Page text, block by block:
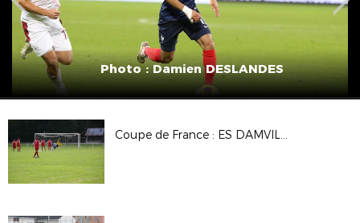
Photo : Damien DESLANDES
Coupe de France : ES DAMVILLE 2-2 (Tab 3-5) CS BEAUMONT